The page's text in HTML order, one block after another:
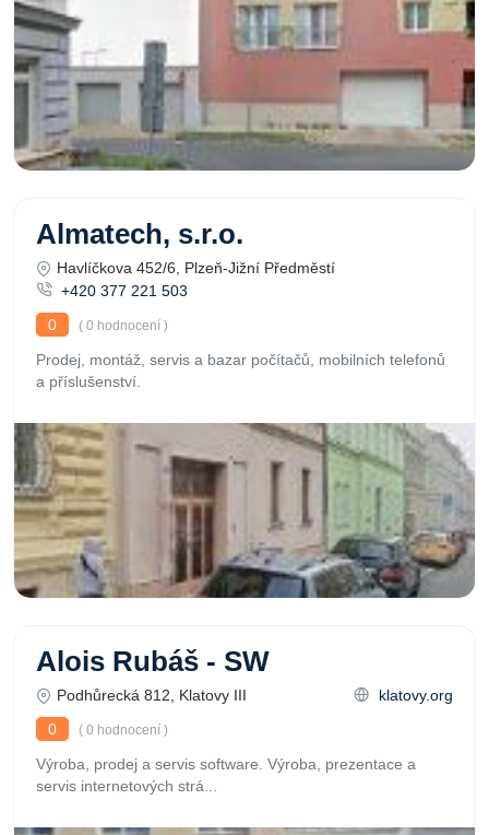
Almatech, s.r.o.
Havlíčkova 452/6, Plzeň-Jižní Předměstí
+420 377 221 503
0
( 0 hodnocení )
Prodej, montáž, servis a bazar počítačů, mobilních telefonů
a příslušenství.
Alois Rubáš - SW
Podhůrecká 812, Klatovy III
klatovy.org
0
( 0 hodnocení )
Výroba, prodej a servis software. Výroba, prezentace a
servis internetových strá...